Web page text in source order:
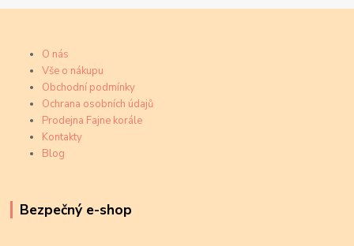
O nás
Vše o nákupu
Obchodní podmínky
Ochrana osobních údajů
Prodejna Fajne korále
Kontakty
Blog
Bezpečný e-shop